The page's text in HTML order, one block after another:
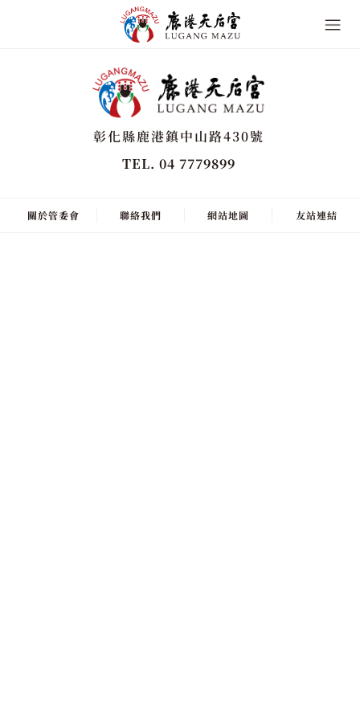
彰化縣鹿港鎮中山路430號
TEL. 04 7779899
關於管委會 聯絡我們 網站地圖 友站連結